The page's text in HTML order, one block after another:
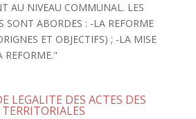
AU NIVEAU COMMUNAL. LES
SONT ABORDES : -LA REFORME
ET OBJECTIFS) ; -LA MISE
REFORME."
LEGALITE DES ACTES DES